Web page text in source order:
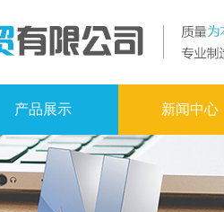
产品展示 新闻中心